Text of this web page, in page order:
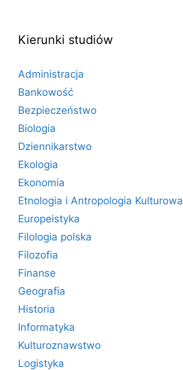
Kierunki studiów
Administracja
Bankowość
Bezpieczeństwo
Biologia
Dziennikarstwo
Ekologia
Ekonomia
Etnologia i Antropologia Kulturowa
Europeistyka
Filologia polska
Filozofia
Finanse
Geografia
Historia
Informatyka
Kulturoznawstwo
Logistyka